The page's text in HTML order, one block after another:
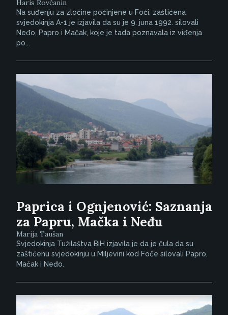
Haris Rovčanin
Na suđenju za zločine počinjene u Foči, zaštićena
svjedokinja A-1 je izjavila da su je 9. juna 1992. silovali
Neđo, Papro i Mačak, koje je tada poznavala iz viđenja
po...
Paprica i Ognjenović: Saznanja
za Papru, Mačka i Neđu
Marija Taušan
Svjedokinja Tužilaštva BiH izjavila je da je čula da su
zaštićenu svjedokinju u Miljevini kod Foče silovali Papro,
Mačak i Neđo.